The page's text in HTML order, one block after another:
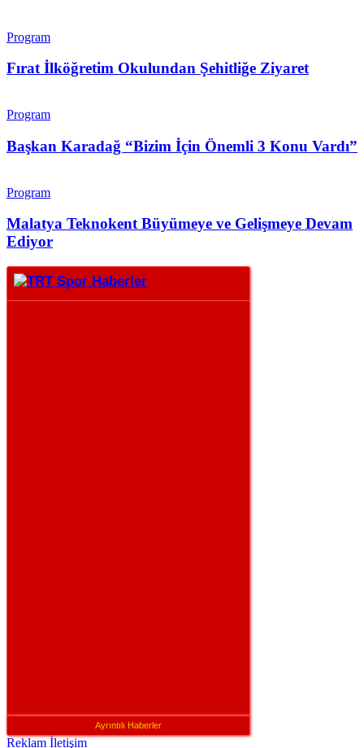
Program
Fırat İlköğretim Okulundan Şehitliğe Ziyaret
Program
Başkan Karadağ “Bizim İçin Önemli 3 Konu Vardı”
Program
Malatya Teknokent Büyümeye ve Gelişmeye Devam
Ediyor
Ayrıntılı Haberler
Reklam İletişim